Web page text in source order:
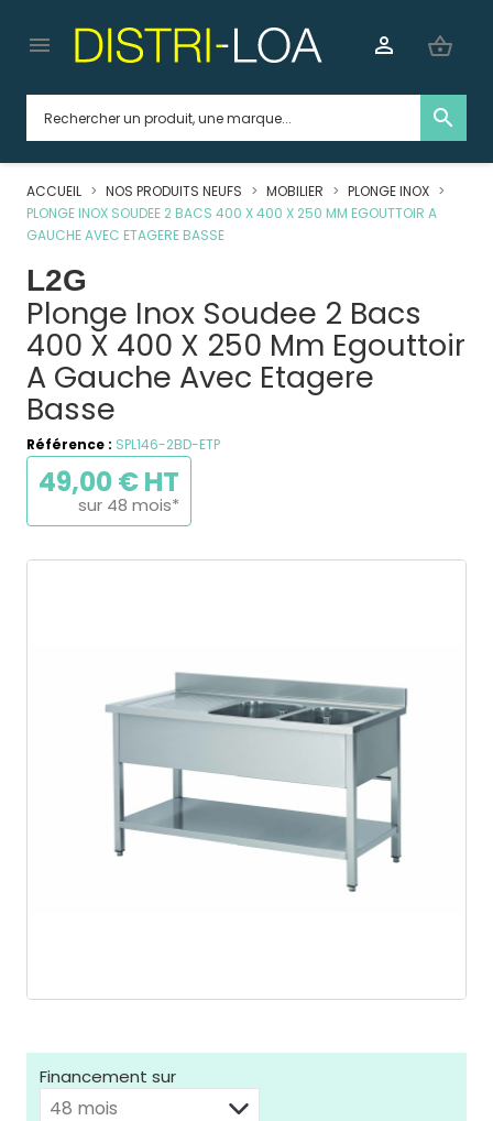
search
 shopping_basket

ACCUEIL NOS PRODUITS NEUFS MOBILIER
PLONGE INOX
PLONGE INOX SOUDEE 2 BACS 400 X 400 X 250 MM EGOUTTOIR A
GAUCHE AVEC ETAGERE BASSE
L2G
Plonge Inox Soudee 2 Bacs
400 X 400 X 250 Mm Egouttoir
A Gauche Avec Etagere
Basse
Référence : SPL146-2BD-ETP
49,00 € HT
sur 48 mois*
Financement sur